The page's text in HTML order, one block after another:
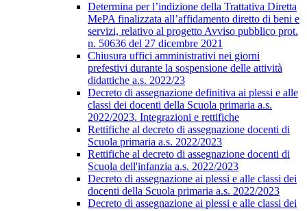
Determina per l’indizione della Trattativa Diretta
MePA finalizzata all’affidamento diretto di beni e
servizi, relativo al progetto Avviso pubblico prot.
n. 50636 del 27 dicembre 2021
Chiusura uffici amministrativi nei giorni
prefestivi durante la sospensione delle attività
didattiche a.s. 2022/23
Decreto di assegnazione definitiva ai plessi e alle
classi dei docenti della Scuola primaria a.s.
2022/2023. Integrazioni e rettifiche
Rettifiche al decreto di assegnazione docenti di
Scuola primaria a.s. 2022/2023
Rettifiche al decreto di assegnazione docenti di
Scuola dell'infanzia a.s. 2022/2023
Decreto di assegnazione ai plessi e alle classi dei
docenti della Scuola primaria a.s. 2022/2023
Decreto di assegnazione ai plessi e alle classi dei